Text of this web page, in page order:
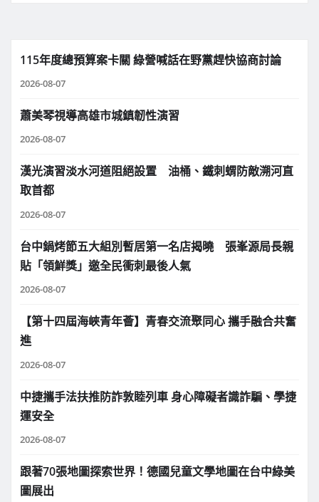
115年度總預算案卡關 綠營喊話在野黨趕快協商討論
2026-08-07
蕭美琴視導高雄市城鎮韌性演習
2026-08-07
漢光演習淡水河道阻絕設置 油桶、鐵刺蝟防敵溯河直
取首都
2026-08-07
台中鍋烤節五大組別暫居第一名店揭曉 張峯源局長親
貼「領鮮獎」邀全民衝刺最後人氣
2026-08-07
【第十四屆海峽青年薈】青春交流聚同心 攜手融合共奮
進
2026-08-07
中捷攜手法扶推防詐敦睦列車 身心障礙者識詐騙、學捷
運安全
2026-08-07
跟著70張地圖探索世界！德國兒童文學地圖在台中綠美
圖展出